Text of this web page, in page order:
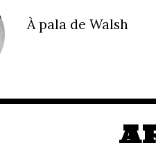
À pala de Walsh